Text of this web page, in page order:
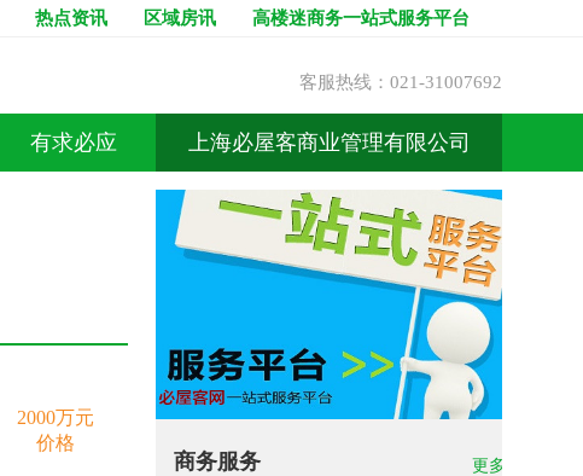
热点资讯 区域房讯 高楼迷商务一站式服务平台
客服热线：021-31007692
上海必屋客商业管理有限公司
有求必应
2000万元
价格
商务服务 更多 >